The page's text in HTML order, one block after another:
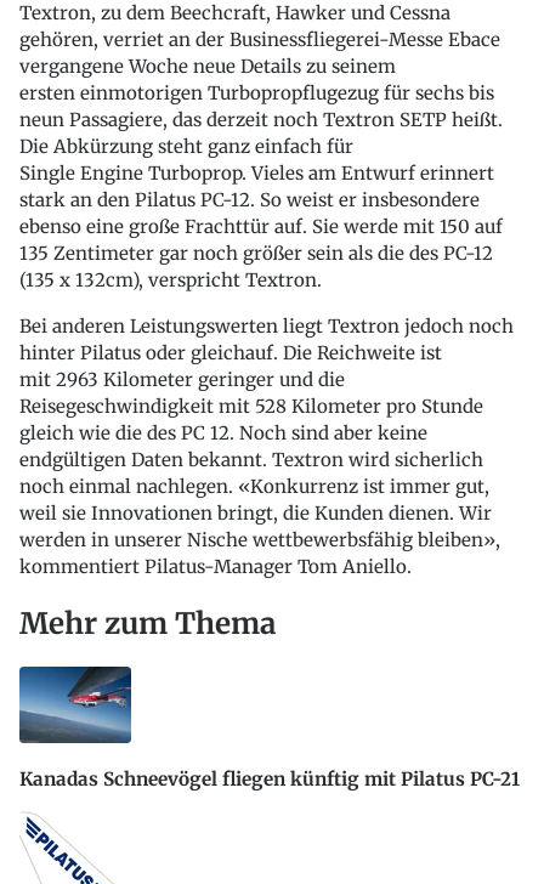
Textron, zu dem Beechcraft, Hawker und Cessna
gehören, verriet an der Businessfliegerei-Messe Ebace
vergangene Woche neue Details zu seinem
ersten einmotorigen Turbopropflugezug für sechs bis
neun Passagiere, das derzeit noch Textron SETP heißt.
Die Abkürzung steht ganz einfach für
Single Engine Turboprop. Vieles am Entwurf erinnert
stark an den Pilatus PC-12. So weist er insbesondere
ebenso eine große Frachttür auf. Sie werde mit 150 auf
135 Zentimeter gar noch größer sein als die des PC-12
(135 x 132cm), verspricht Textron.
Bei anderen Leistungswerten liegt Textron jedoch noch
hinter Pilatus oder gleichauf. Die Reichweite ist
mit 2963 Kilometer geringer und die
Reisegeschwindigkeit mit 528 Kilometer pro Stunde
gleich wie die des PC 12. Noch sind aber keine
endgültigen Daten bekannt. Textron wird sicherlich
noch einmal nachlegen. «Konkurrenz ist immer gut,
weil sie Innovationen bringt, die Kunden dienen. Wir
werden in unserer Nische wettbewerbsfähig bleiben»,
kommentiert Pilatus-Manager Tom Aniello.
Mehr zum Thema
Kanadas Schneevögel fliegen künftig mit Pilatus PC-21